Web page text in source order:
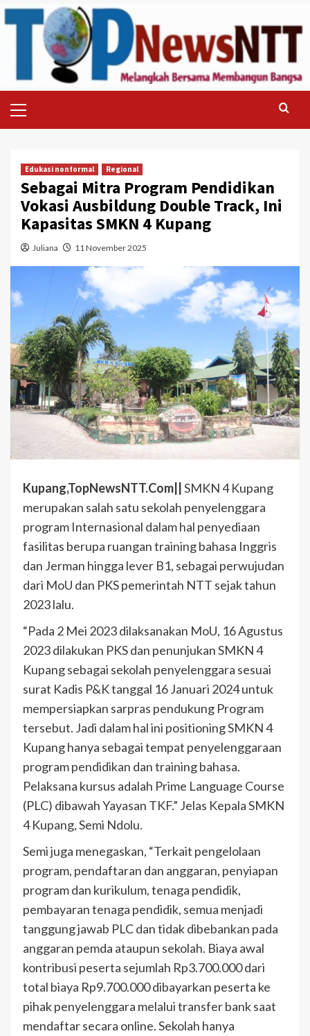
Skip
to
Menu
Edukasi nonformal Regional
Sebagai Mitra Program Pendidikan
Vokasi Ausbildung Double Track, Ini
Kapasitas SMKN 4 Kupang
Juliana 11 November 2025
Kupang,TopNewsNTT.Com||SMKN 4 Kupang
merupakan salah satu sekolah penyelenggara
program Internasional dalam hal penyediaan
fasilitas berupa ruangan training bahasa Inggris
dan Jerman hingga lever B1, sebagai perwujudan
dari MoU dan PKS pemerintah NTT sejak tahun
2023 lalu.
“Pada 2 Mei 2023 dilaksanakan MoU, 16 Agustus
2023 dilakukan PKS dan penunjukan SMKN 4
Kupang sebagai sekolah penyelenggara sesuai
surat Kadis P&K tanggal 16 Januari 2024 untuk
mempersiapkan sarpras pendukung Program
tersebut. Jadi dalam hal ini positioning SMKN 4
Kupang hanya sebagai tempat penyelenggaraan
program pendidikan dan training bahasa.
Pelaksana kursus adalah Prime Language Course
(PLC) dibawah Yayasan TKF.” Jelas Kepala SMKN
4 Kupang, Semi Ndolu.
Semi juga menegaskan, “Terkait pengelolaan
program, pendaftaran dan anggaran, penyiapan
program dan kurikulum, tenaga pendidik,
pembayaran tenaga pendidik, semua menjadi
tanggung jawab PLC dan tidak dibebankan pada
anggaran pemda ataupun sekolah. Biaya awal
kontribusi peserta sejumlah Rp3.700.000 dari
total biaya Rp9.700.000 dibayarkan peserta ke
pihak penyelenggara melalui transfer bank saat
mendaftar secara online. Sekolah hanya